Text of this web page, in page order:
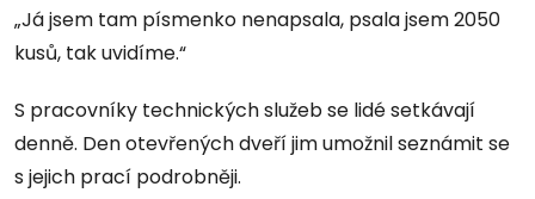
„Já jsem tam písmenko nenapsala, psala jsem 2050
kusů, tak uvidíme.“
S pracovníky technických služeb se lidé setkávají
denně. Den otevřených dveří jim umožnil seznámit se
s jejich prací podrobněji.